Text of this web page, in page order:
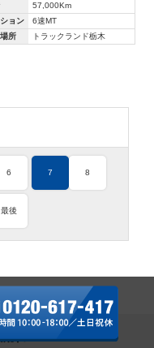
57,000Km
ョン
6速MT
所
トラックランド栃木
6 7 8
最後
れ